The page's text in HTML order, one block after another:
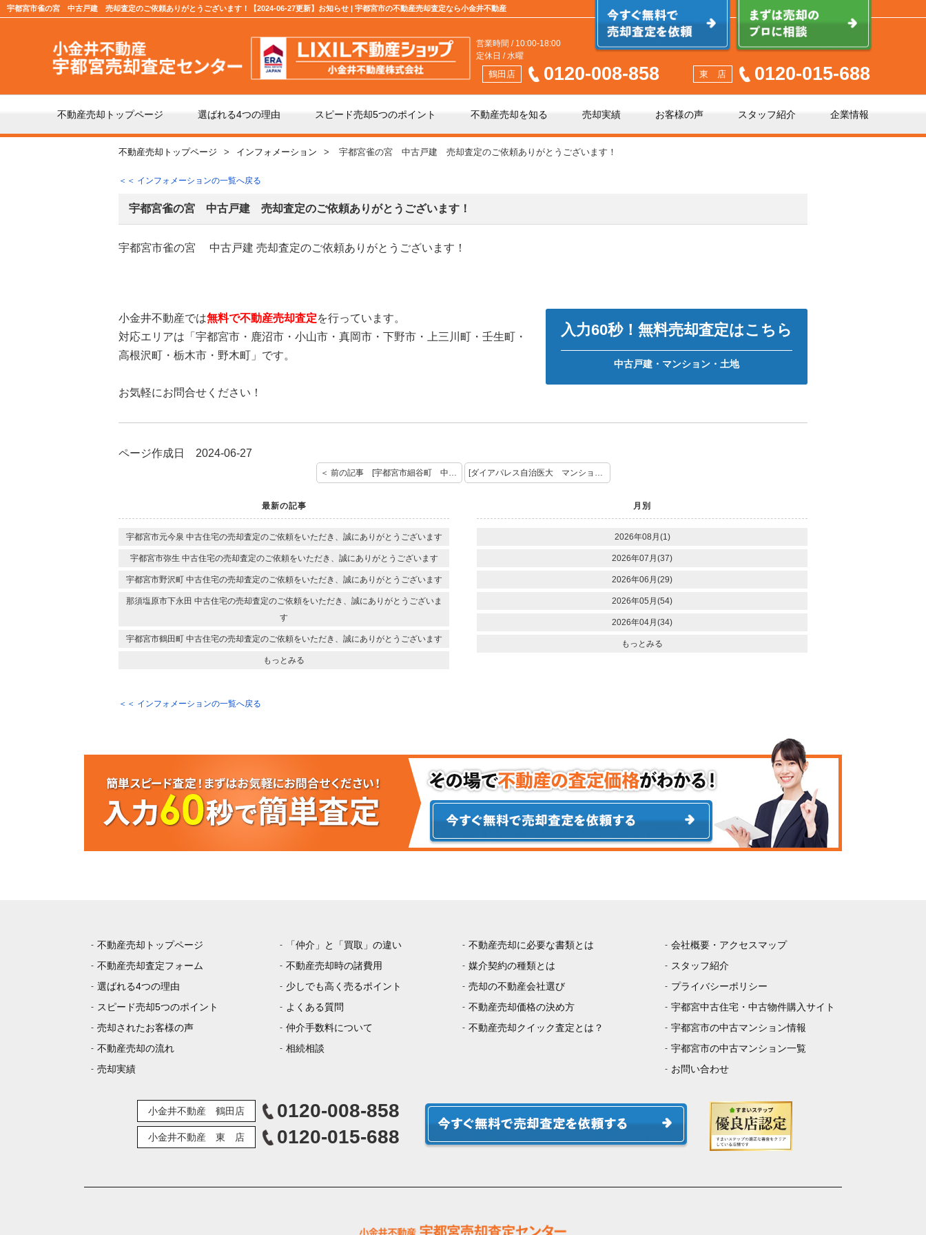
宇都宮市雀の宮 中古戸建 売却査定のご依頼ありがとうございます！【2024-06-27更新】お知らせ | 宇都宮市の不動産売却査定なら小金井不動産
営業時間 / 10:00-18:00
定休日 / 水曜
鶴田店 0120-008-858 東 店 0120-015-688
不動産売却トップページ 選ばれる4つの理由 スピード売却5つのポイント 不動産売却を知る
不動産の売却の流れ 「仲介」と「買取」の違い 不動産売却時の諸費用
よくある質問 仲介手数料について
媒介契約の種類とは 売却の不動産会社選び
売却実績 お客様の声 スタッフ紹介 企業情報
不動産売却トップページ インフォメーション 宇都宮雀の宮 中古戸建 売却査定のご依頼ありがとうございます！
＜＜ インフォメーションの一覧へ戻る
宇都宮雀の宮 中古戸建 売却査定のご依頼ありがとうございます！
宇都宮市雀の宮 中古戸建 売却査定のご依頼ありがとうございます！
小金井不動産では無料で不動産売却査定を行っています。
対応エリアは「宇都宮市・鹿沼市・小山市・真岡市・下野市・上三川町・壬生町・
高根沢町・栃木市・野木町」です。
お気軽にお問合せください！
入力60秒！無料売却査定はこちら
中古戸建・マンション・土地
ページ作成日 2024-06-27
＜ 前の記事 [宇都宮市細谷町 中古戸建 売却査定のご依頼ありがとうございます！] [ダイアパレス自治医大 マンション 売却査定のご依頼ありがとうございます！] 次の記事 ＞
最新の記事
宇都宮市元今泉 中古住宅の売却査定のご依頼をいただき、誠にありがとうございます
宇都宮市弥生 中古住宅の売却査定のご依頼をいただき、誠にありがとうございます
宇都宮市野沢町 中古住宅の売却査定のご依頼をいただき、誠にありがとうございます
那須塩原市下永田 中古住宅の売却査定のご依頼をいただき、誠にありがとうございま
す
宇都宮市鶴田町 中古住宅の売却査定のご依頼をいただき、誠にありがとうございます
もっとみる
月別
2026年08月(1)
2026年07月(37)
2026年06月(29)
2026年05月(54)
2026年04月(34)
もっとみる
＜＜ インフォメーションの一覧へ戻る
不動産売却トップページ
不動産売却査定フォーム
選ばれる4つの理由
スピード売却5つのポイント
売却されたお客様の声
不動産売却の流れ
売却実績
「仲介」と「買取」の違い
不動産売却時の諸費用
少しでも高く売るポイント
よくある質問
仲介手数料について
相続相談
不動産売却に必要な書類とは
媒介契約の種類とは
売却の不動産会社選び
不動産売却価格の決め方
不動産売却クイック査定とは？
会社概要・アクセスマップ
スタッフ紹介
プライバシーポリシー
宇都宮中古住宅・中古物件購入サイト
宇都宮市の中古マンション情報
宇都宮市の中古マンション一覧
お問い合わせ
小金井不動産 鶴田店 0120-008-858
小金井不動産 東 店 0120-015-688